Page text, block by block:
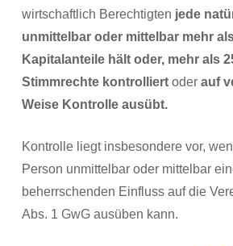
wirtschaftlich Berechtigten jede
unmittelbar oder mittelbar mehr
Kapitalanteile hält oder, mehr als
Stimmrechte kontrolliert oder auf
Weise Kontrolle ausübt.
Kontrolle liegt insbesondere vor,
Person unmittelbar oder mittelbar
beherrschenden Einfluss auf die
Abs. 1 GwG ausüben kann.